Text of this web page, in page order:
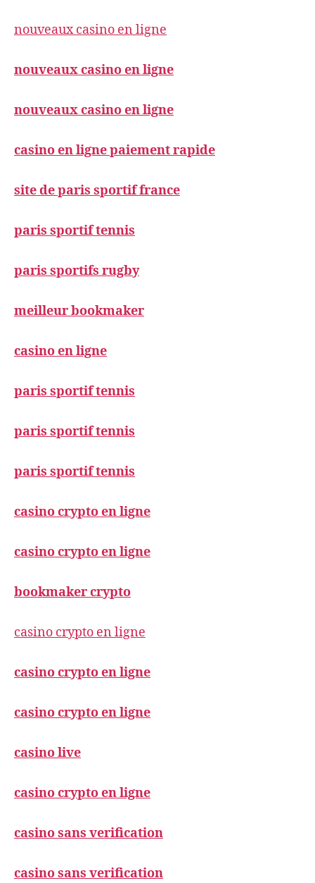
nouveaux casino en ligne
nouveaux casino en ligne
nouveaux casino en ligne
casino en ligne paiement rapide
site de paris sportif france
paris sportif tennis
paris sportifs rugby
meilleur bookmaker
casino en ligne
paris sportif tennis
paris sportif tennis
paris sportif tennis
casino crypto en ligne
casino crypto en ligne
bookmaker crypto
casino crypto en ligne
casino crypto en ligne
casino crypto en ligne
casino live
casino crypto en ligne
casino sans verification
casino sans verification